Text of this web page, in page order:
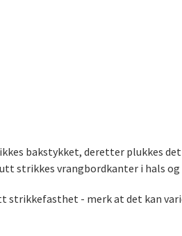
bakstykket, deretter plukkes
strikkes vrangbordkanter i hals og
- merk at det kan